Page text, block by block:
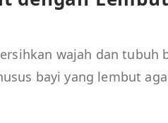
wajah dan tubuh
bayi yang lembut